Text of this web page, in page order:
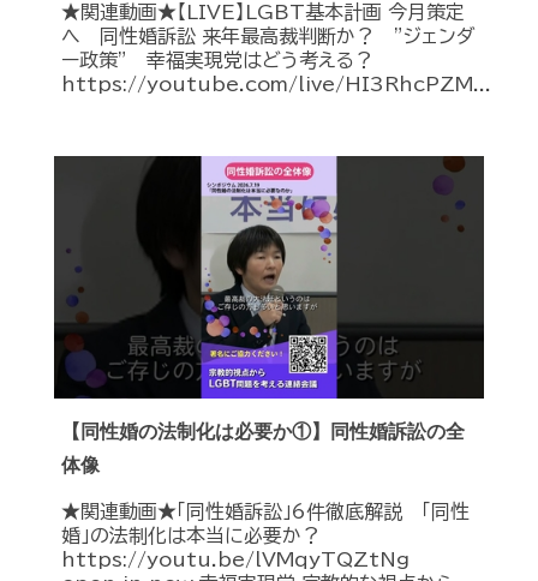
★関連動画★【LIVE】LGBT基本計画 今月策定
へ 同性婚訴訟 来年最高裁判断か？ ”ジェンダ
ー政策” 幸福実現党はどう考える？
https://youtube.com/live/HI3RhcPZM...
【同性婚の法制化は必要か①】同性婚訴訟の全
体像
★関連動画★「同性婚訴訟」6件徹底解説 「同性
婚」の法制化は本当に必要か？
https://youtu.be/lVMqyTQZtNg